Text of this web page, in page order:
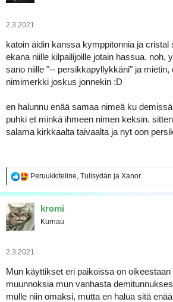
o
:
2.3.2021
katoin äidin kanssa kymppitonnia ja cristal
ekana niille kilpailijoille jotain hassua. noh,
sano niille "-- persikkapyllykkäni" ja mietin,
nimimerkki joskus jonnekin :D
en halunnu enää samaa nimeä ku
puhki et minkä ihmeen nimen keksin.
salama kirkkaalta taivaalta ja nyt oon
R
a
k
t
i
o
:
Peruukkiteline Tulisydän ja Xanor
kromi
Kurnau
2.3.2021
Mun käyttikset eri paikoissa on oikeestaan
muunnoksia mun vanhasta
mulle niin omaksi, mutta en halua sitä